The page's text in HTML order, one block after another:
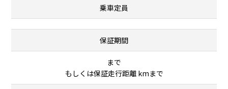
乗車定員
保証期間
まで
もしくは保証走行距離 kmまで